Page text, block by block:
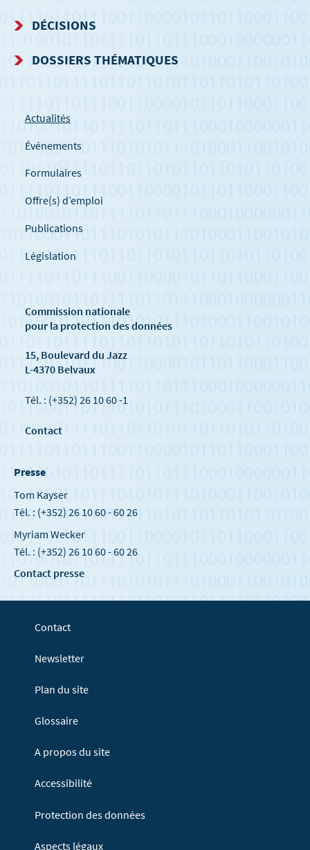
DÉCISIONS
DOSSIERS THÉMATIQUES
Actualités
Événements
Formulaires
Offre(s) d’emploi
Publications
Législation
Commission nationale
pour la protection des données
15, Boulevard du Jazz
L-4370 Belvaux
Tél. : (+352) 26 10 60 -1
Contact
Presse
Tom Kayser
Tél. : (+352) 26 10 60 - 60 26
Myriam Wecker
Tél. : (+352) 26 10 60 - 60 26
Contact presse
Contact
Newsletter
Plan du site
Glossaire
A propos du site
Accessibilité
Protection des données
Aspects légaux